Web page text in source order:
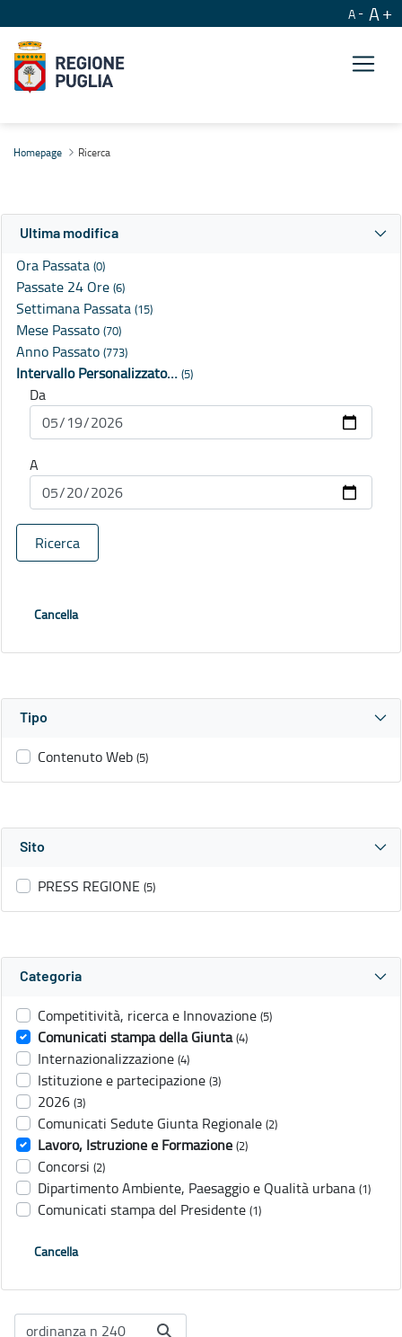
A A
Homepage Ricerca
Ultima modifica
Ora Passata (0)
Passate 24 Ore (6)
Settimana Passata (15)
Mese Passato (70)
Anno Passato (773)
Intervallo Personalizzato… (5)
Da
A
Ricerca
Cancella
Tipo
Contenuto Web (5)
Sito
PRESS REGIONE (5)
Categoria
Competitività, ricerca e Innovazione (5)
Comunicati stampa della Giunta (4)
Internazionalizzazione (4)
Istituzione e partecipazione (3)
2026 (3)
Comunicati Sedute Giunta Regionale (2)
Lavoro, Istruzione e Formazione (2)
Concorsi (2)
Dipartimento Ambiente, Paesaggio e Qualità urbana (1)
Comunicati stampa del Presidente (1)
Cancella